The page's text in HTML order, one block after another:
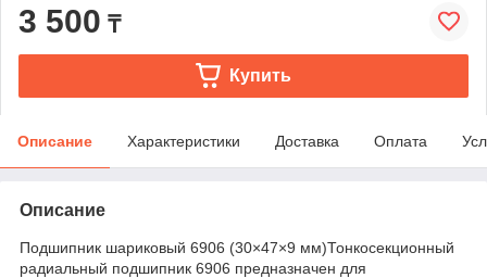
3 500 ₸
Купить
Описание Характеристики Доставка Оплата
Описание
Подшипник шариковый 6906 (30×47×9 мм)Тонкосекционный
радиальный подшипник 6906 предназначен для